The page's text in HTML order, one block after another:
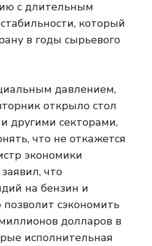
с длительным
который
в годы сырьевого
давлением,
открыло стол
другими секторами,
что не откажется
экономики
что
на бензин и
сэкономить
долларов в
исполнительная